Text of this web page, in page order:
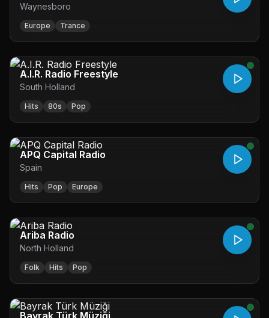
Waynesboro
Europe Trance
A.I.R. Radio Freestyle
South Holland
Hits 80s Pop
APQ Capital Radio
Spain
Hits Pop Europe
Ariba Radio
North Holland
Folk Hits Pop
Bayrak Türk Müziği